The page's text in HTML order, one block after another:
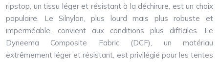
ripstop, un tissu léger et résistant à la déchirure, est un choix
populaire. Le Silnylon, plus lourd mais plus robuste et
imperméable, convient aux conditions plus difficiles. Le
Dyneema Composite Fabric (DCF), un matériau
extrêmement léger et résistant, est privilégié pour les tentes